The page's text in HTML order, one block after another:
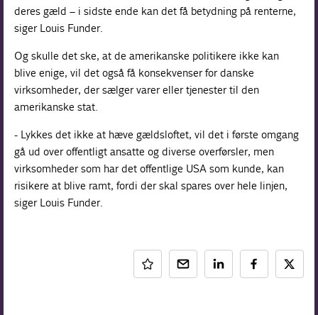
deres gæld – i sidste ende kan det få betydning på renterne,
siger Louis Funder.
Og skulle det ske, at de amerikanske politikere ikke kan
blive enige, vil det også få konsekvenser for danske
virksomheder, der sælger varer eller tjenester til den
amerikanske stat.
- Lykkes det ikke at hæve gældsloftet, vil det i første omgang
gå ud over offentligt ansatte og diverse overførsler, men
virksomheder som har det offentlige USA som kunde, kan
risikere at blive ramt, fordi der skal spares over hele linjen,
siger Louis Funder.